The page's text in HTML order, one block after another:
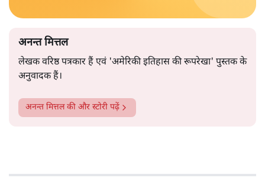
अनन्त मित्तल
लेखक वरिष्ठ पत्रकार हैं एवं 'अमेरिकी इतिहास की रूपरेखा' पुस्तक के
अनुवादक हैं।
अनन्त मित्तलकी और स्टोरी पढ़ें